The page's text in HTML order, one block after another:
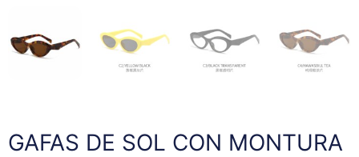
GAFAS DE SOL CON MONTURA